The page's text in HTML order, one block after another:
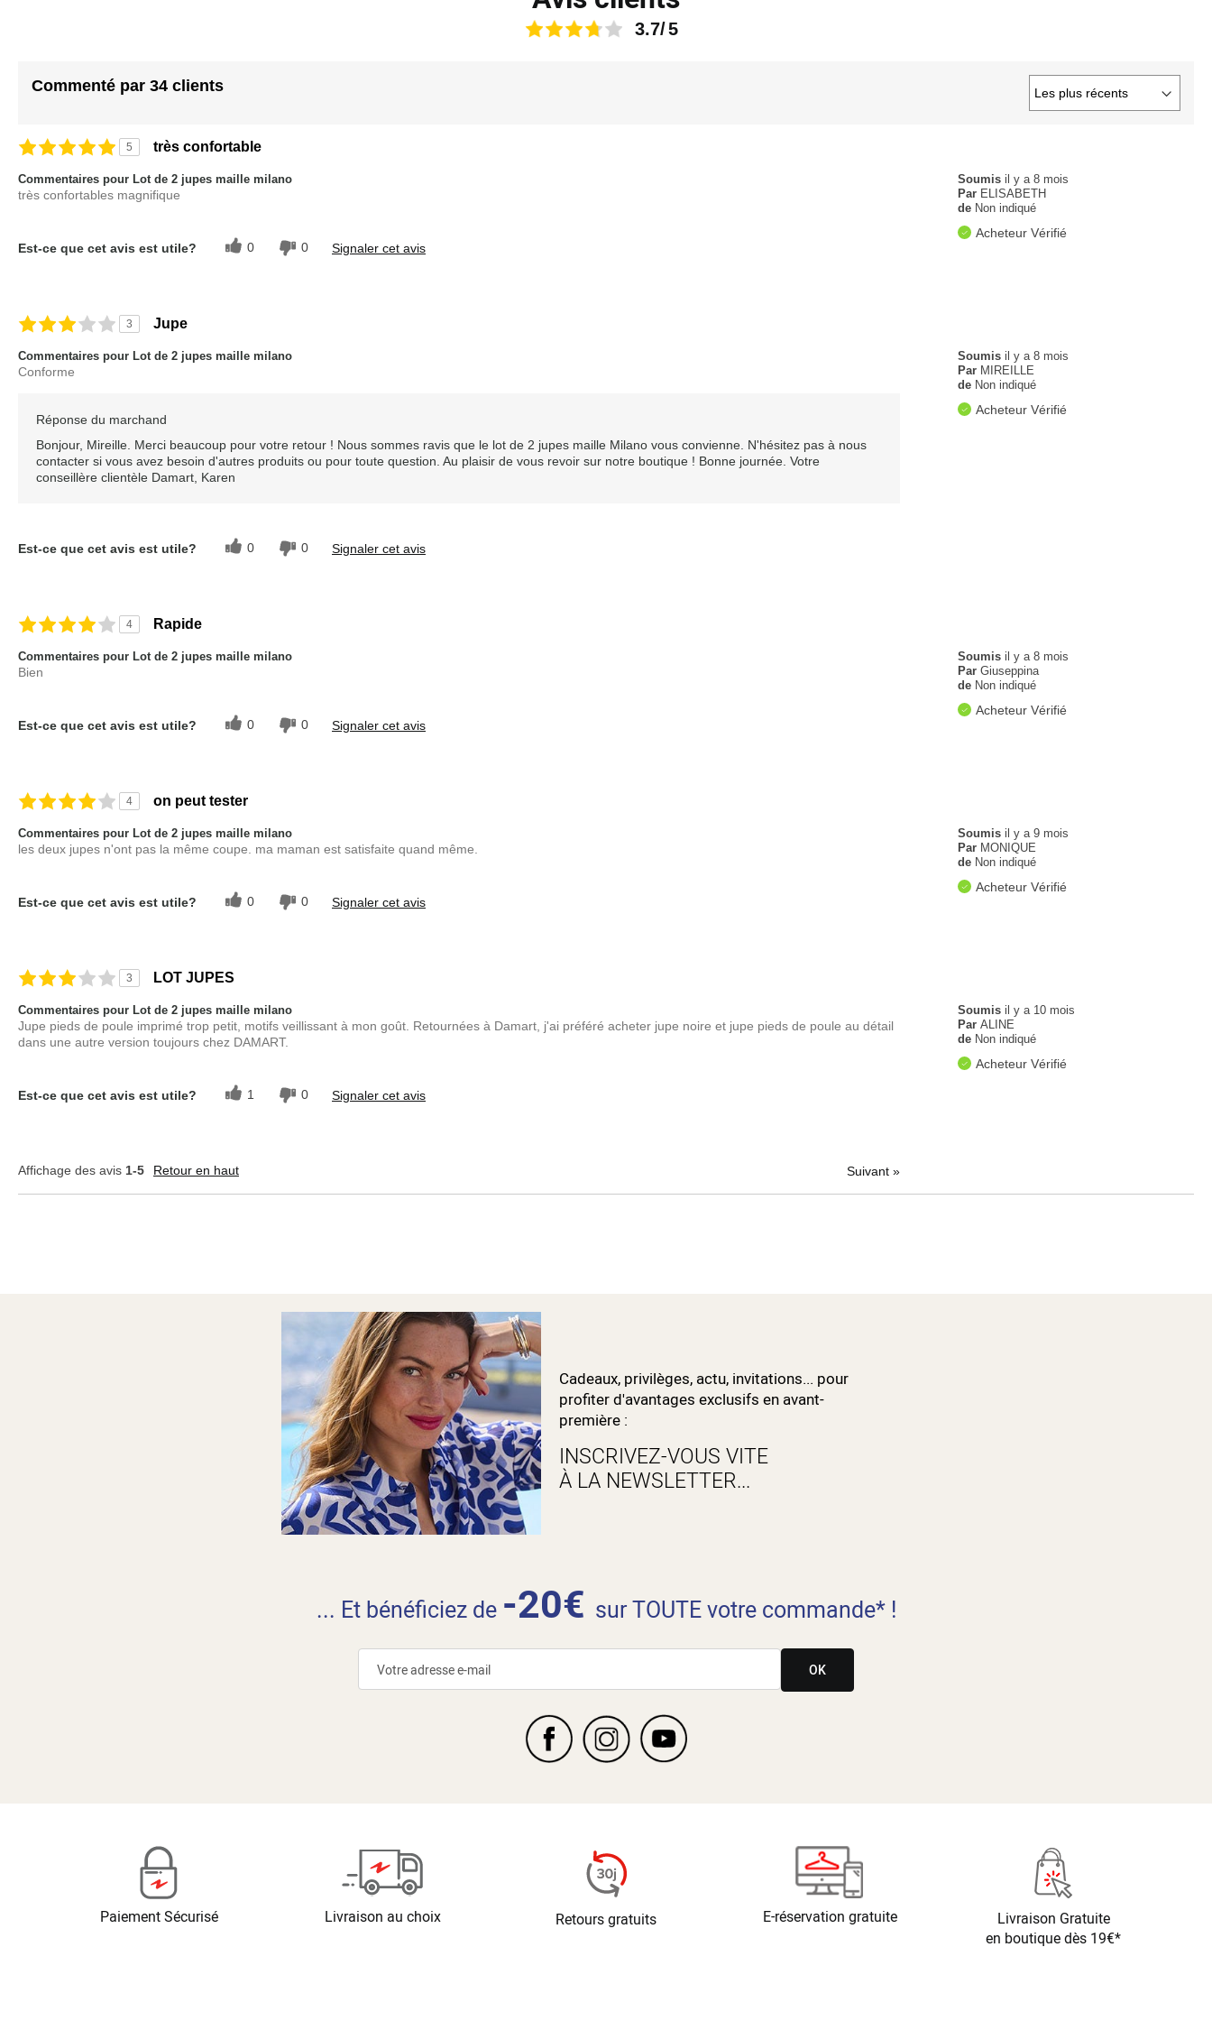
3.7
Commenté par 34 clients
5 très confortable
Soumisil y a 8 mois
Par ELISABETH
de Non indiqué
Acheteur Vérifié
Commentaires pour Lot de 2 jupes maille milano
très confortables magnifique
Est-ce que cet avis est utile? 0 0 Signaler cet avis
3 Jupe
Soumisil y a 8 mois
Par MIREILLE
de Non indiqué
Acheteur Vérifié
Commentaires pour Lot de 2 jupes maille milano
Conforme
Réponse du marchand
Bonjour, Mireille. Merci beaucoup pour votre retour ! Nous sommes ravis que le lot de 2 jupes maille Milano vous convienne. N'hésitez pas à nous
contacter si vous avez besoin d'autres produits ou pour toute question. Au plaisir de vous revoir sur notre boutique ! Bonne journée. Votre
conseillère clientèle Damart, Karen
Est-ce que cet avis est utile? 0 0 Signaler cet avis
4 Rapide
Soumisil y a 8 mois
Par Giuseppina
de Non indiqué
Acheteur Vérifié
Commentaires pour Lot de 2 jupes maille milano
Bien
Est-ce que cet avis est utile? 0 0 Signaler cet avis
4 on peut tester
Soumisil y a 9 mois
Par MONIQUE
de Non indiqué
Acheteur Vérifié
Commentaires pour Lot de 2 jupes maille milano
les deux jupes n'ont pas la même coupe. ma maman est satisfaite quand même.
Est-ce que cet avis est utile? 0 0 Signaler cet avis
3 LOT JUPES
Soumisil y a 10 mois
Par ALINE
de Non indiqué
Acheteur Vérifié
Commentaires pour Lot de 2 jupes maille milano
Jupe pieds de poule imprimé trop petit, motifs veillissant à mon goût. Retournées à Damart, j'ai préféré acheter jupe noire et jupe pieds de poule au détail
dans une autre version toujours chez DAMART.
Est-ce que cet avis est utile? 1 0 Signaler cet avis
Affichage des avis 1-5 Retour en haut Suivant »
Cadeaux, privilèges, actu, invitations... pour
profiter d'avantages exclusifs en avant-
première :
INSCRIVEZ-VOUS VITE
À LA NEWSLETTER...
... Et bénéficiez de -20€ sur TOUTE votre commande* !
OK
Paiement Sécurisé Livraison au choix Retours gratuits E-réservation gratuite
Livraison Gratuite
en boutique dès 19€*